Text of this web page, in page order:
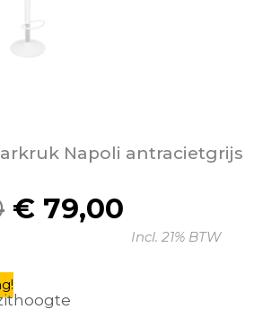
Napoli antracietgrijs
Oorspronkelijke
was:
€ 150,00.
€ 79,00
Huidige
prijs
Incl. 21% BTW
!